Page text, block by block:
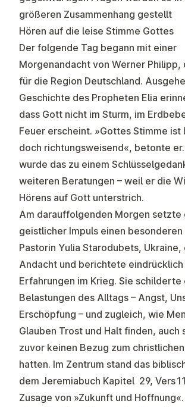
größeren Zusammenhang gestellt
Hören auf die leise Stimme Gottes
Der folgende Tag begann mit einer
Morgenandacht von Werner Philipp,
für die Region Deutschland.
Geschichte des Propheten Elia
dass Gott nicht im Sturm, im
Feuer erscheint. »Gottes Stimme ist
doch richtungsweisend«, betonte
wurde das zu einem
weiteren Beratungen – weil er die
Hörens auf Gott unterstrich.
Am darauffolgenden Morgen
geistlicher Impuls einen
Pastorin Yulia Starodubets,
Andacht und berichtete eindrücklich
Erfahrungen im Krieg. Sie schilderte
Belastungen des Alltags – Angst,
Erschöpfung – und zugleich, wie
Glauben Trost und Halt finden, auch
zuvor keinen Bezug zum
hatten. Im Zentrum stand das
dem Jeremiabuch Kapitel 29, Vers
Zusage von »Zukunft und